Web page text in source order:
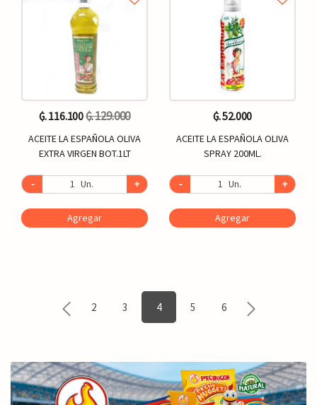
₲. 116.100₲. 129.000
ACEITE LA ESPAÑOLA OLIVA
EXTRA VIRGEN BOT.1LT
- Un. +
Agregar
₲. 52.000
ACEITE LA ESPAÑOLA OLIVA
SPRAY 200ML.
- Un. +
Agregar
2 3 4 5 6